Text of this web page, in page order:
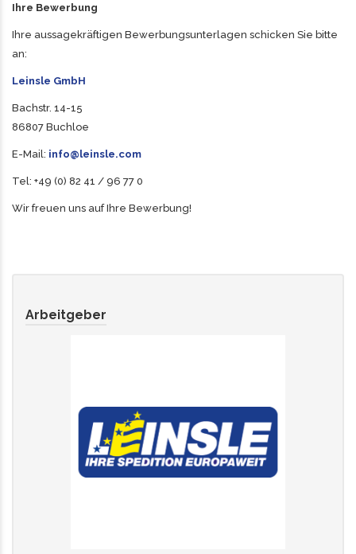
Ihre Bewerbung
Ihre aussagekräftigen Bewerbungsunterlagen schicken Sie bitte
an:
Leinsle GmbH
Bachstr. 14-15
86807 Buchloe
E-Mail: info@leinsle.com
Tel: +49 (0) 82 41 / 96 77 0
Wir freuen uns auf Ihre Bewerbung!
Arbeitgeber